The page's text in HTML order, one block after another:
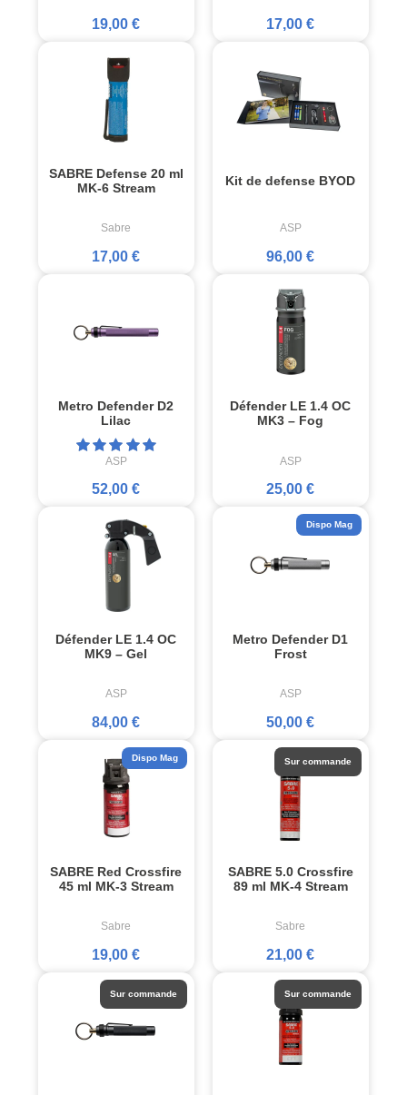
19,00 € 17,00 €
SABRE Defense 20 ml
MK-6 Stream
Sabre
17,00 €
Kit de defense BYOD
ASP
96,00 €
Metro Defender D2
Lilac
ASP
52,00 €
Défender LE 1.4 OC
MK3 – Fog
ASP
25,00 €
Défender LE 1.4 OC
MK9 – Gel
ASP
84,00 €
Metro Defender D1
Frost
ASP
50,00 €
Dispo Mag
SABRE Red Crossfire
45 ml MK-3 Stream
Sabre
19,00 €
Dispo Mag
SABRE 5.0 Crossfire
89 ml MK-4 Stream
Sabre
21,00 €
Sur commande
Sur commande Sur commande